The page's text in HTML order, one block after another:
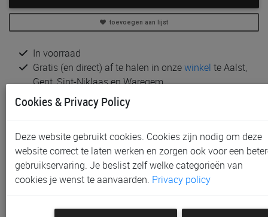
toevoegen aan lijst
In voorraad
Gratis (en direct) af te halen in onzewinkel te Aalst,
Gent, Sint-Niklaas en Waregem
Gratis verzending vanaf € 80 *
Voorraad bij Paradisio
Klantenbeoordelingen
Cookies & Privacy Policy
Deze website gebruikt cookies. Cookies zijn nodig om deze
website correct te laten werken en zorgen ook voor een
gebruikservaring. Je beslist zelf welke categorieën van
cookies je wenst te aanvaarden. Privacy policy